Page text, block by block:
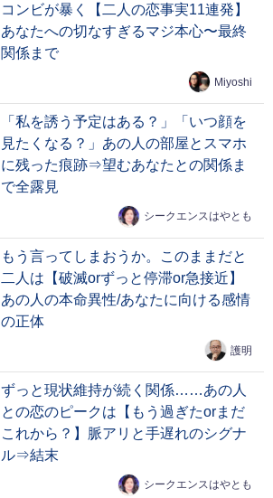
コンビが暴く【二人の恋事実11連発】
あなたへの切なすぎるマジ本心〜最終
関係まで
Miyoshi
「私を誘う予定はある？」「いつ顔を
見たくなる？」あの人の部屋とスマホ
に残った痕跡⇒望むあなたとの関係ま
で全露見
シークエンスはやとも
もう言ってしまおうか。このままだと
二人は【破滅orずっと停滞or急接近】
あの人の本命異性/あなたに向ける感情
の正体
護明
ずっと現状維持が続く関係……あの人
との恋のピークは【もう過ぎたorまだ
これから？】脈アリと手遅れのシグナ
ル⇒結末
シークエンスはやとも